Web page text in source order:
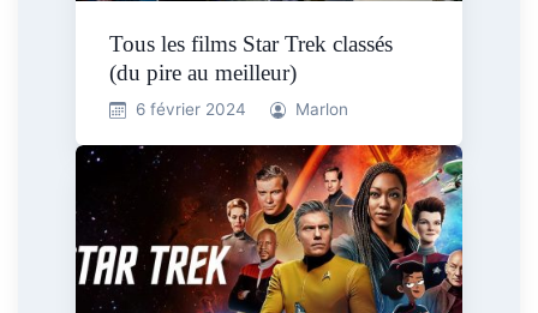
Tous les films Star Trek classés
(du pire au meilleur)
6 février 2024 Marlon